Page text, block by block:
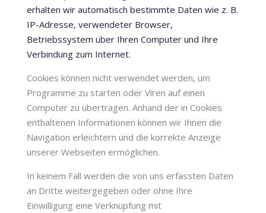
erhalten wir automatisch bestimmte Daten wie z. B.
IP-Adresse, verwendeter Browser,
Betriebssystem über Ihren Computer und Ihre
Verbindung zum Internet.
Cookies können nicht verwendet werden, um
Programme zu starten oder Viren auf einen
Computer zu übertragen. Anhand der in Cookies
enthaltenen Informationen können wir Ihnen die
Navigation erleichtern und die korrekte Anzeige
unserer Webseiten ermöglichen.
In keinem Fall werden die von uns erfassten Daten
an Dritte weitergegeben oder ohne Ihre
Einwilligung eine Verknüpfung mit